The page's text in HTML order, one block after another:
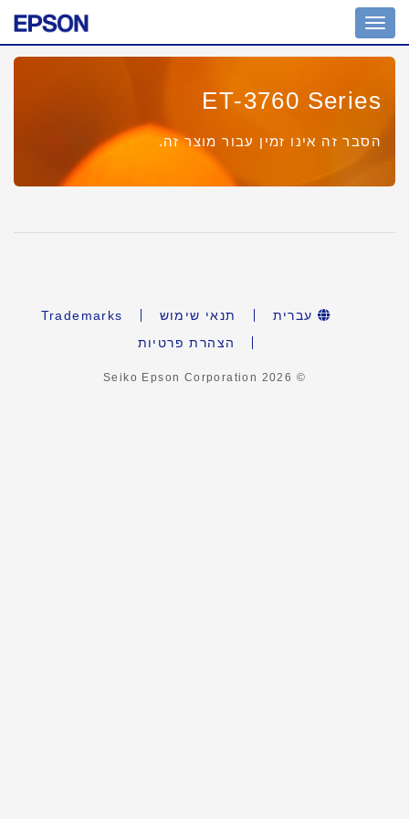
Toggle
navigation
ET-3760 Series
הסבר זה אינו זמין עבור מוצר זה.
עברית תנאי שימוש
Trademarks
הצהרת פרטיות
© Seiko Epson Corporation
2026